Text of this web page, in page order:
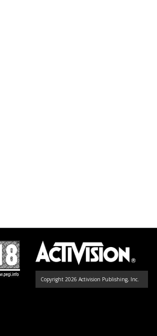
Copyright 2026 Activision Publishing, Inc.